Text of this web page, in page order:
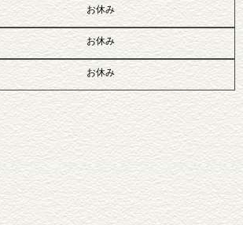
お休み
お休み
お休み